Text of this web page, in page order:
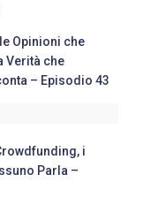
Opinioni che
Verità che
– Episodio 43
i
Parla –